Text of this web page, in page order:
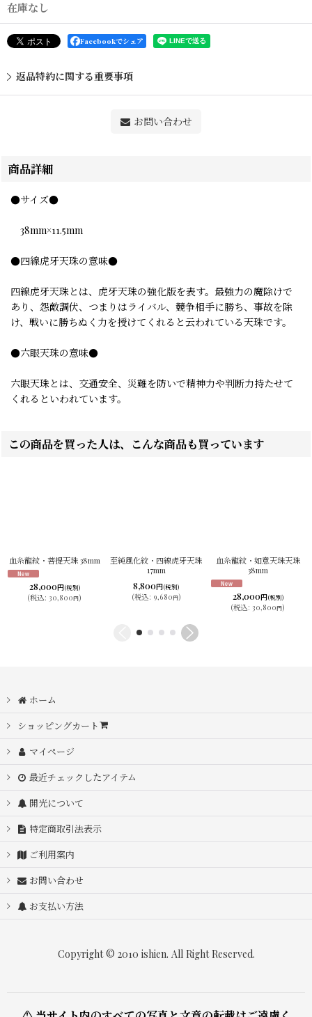
在庫なし
Facebookでシェア
返品特約に関する重要事項
お問い合わせ
商品詳細
●サイズ●
38mm×11.5mm
●四線虎牙天珠の意味●
四線虎牙天珠とは、虎牙天珠の強化版を表す。最強力の魔除けで
あり、怨敵調伏、つまりはライバル、競争相手に勝ち、事故を除
け、戦いに勝ちぬく力を授けてくれると云われている天珠です。
●六眼天珠の意味●
六眼天珠とは、交通安全、災難を防いで精神力や判断力持たせて
くれるといわれています。
この商品を買った人は、こんな商品も買っています
血糸龍紋・菩提天珠 38mm
28,000円(税別)
(税込: 30,800円)
至純風化紋・四線虎牙天珠
17mm
8,800円(税別)
(税込: 9,680円)
血糸龍紋・如意天珠天珠
38mm
28,000円(税別)
(税込: 30,800円)
ホーム
ショッピングカート
マイページ
最近チェックしたアイテム
開光について
特定商取引法表示
ご利用案内
お問い合わせ
お支払い方法
Copyright © 2010 ishien. All Right Reserved.